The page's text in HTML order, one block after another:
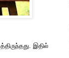
இதில்